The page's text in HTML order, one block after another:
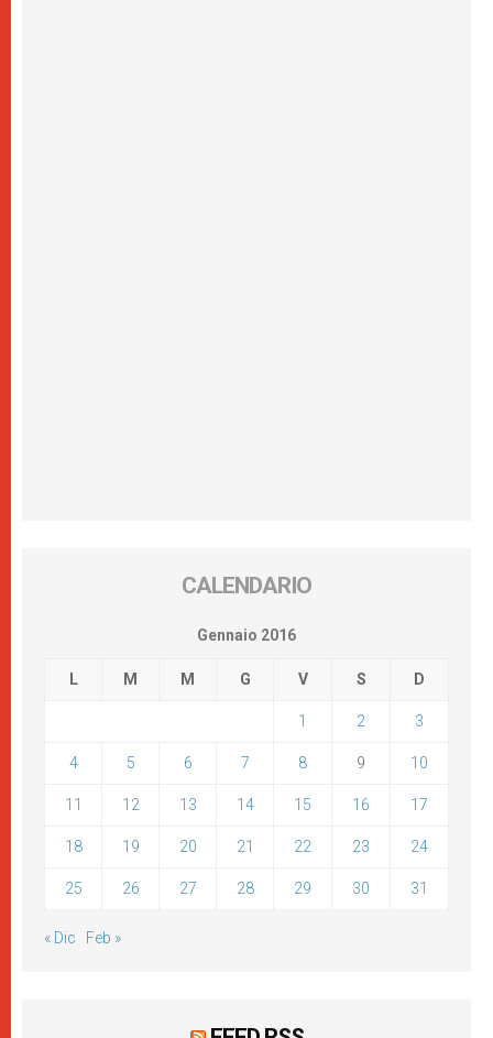
CALENDARIO
Gennaio 2016
L M M G V S D
1 2 3
4 5 6 7 8 9 10
11 12 13 14 15 16 17
18 19 20 21 22 23 24
25 26 27 28 29 30 31
« Dic Feb »